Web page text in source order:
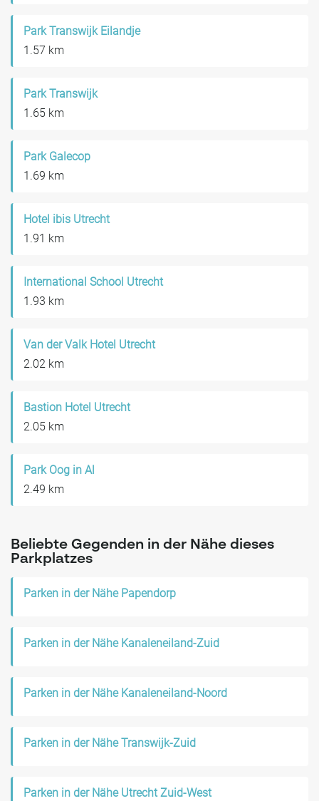
Park Transwijk Eilandje
1.57 km
Park Transwijk
1.65 km
Park Galecop
1.69 km
Hotel ibis Utrecht
1.91 km
International School Utrecht
1.93 km
Van der Valk Hotel Utrecht
2.02 km
Bastion Hotel Utrecht
2.05 km
Park Oog in Al
2.49 km
Beliebte Gegenden in der Nähe dieses
Parkplatzes
Parken in der Nähe Papendorp
Parken in der Nähe Kanaleneiland-Zuid
Parken in der Nähe Kanaleneiland-Noord
Parken in der Nähe Transwijk-Zuid
Parken in der Nähe Utrecht Zuid-West